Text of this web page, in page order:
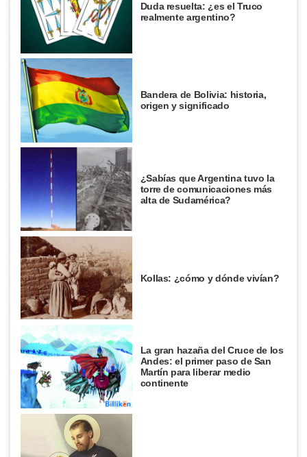
Duda resuelta: ¿es el Truco
realmente argentino?
Bandera de Bolivia: historia,
origen y significado
¿Sabías que Argentina tuvo la
torre de comunicaciones más
alta de Sudamérica?
Kollas: ¿cómo y dónde vivían?
La gran hazaña del Cruce de los
Andes: el primer paso de San
Martín para liberar medio
continente